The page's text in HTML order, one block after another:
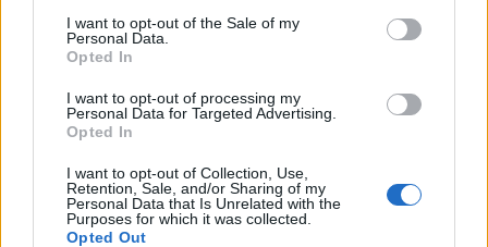
I want to opt-out of the Sale of my
Personal Data.
Opted In
I want to opt-out of processing my
Personal Data for Targeted Advertising.
Opted In
I want to opt-out of Collection, Use,
Retention, Sale, and/or Sharing of my
Personal Data that Is Unrelated with the
Purposes for which it was collected.
Opted Out